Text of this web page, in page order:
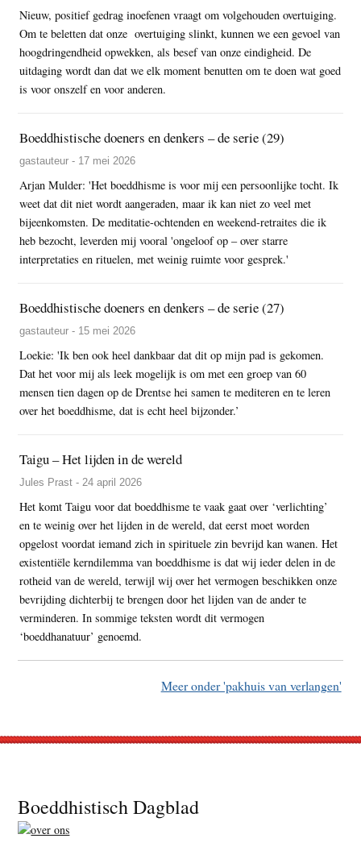
Nieuw, positief gedrag inoefenen vraagt om volgehouden overtuiging.
Om te beletten dat onze overtuiging slinkt, kunnen we een gevoel van
hoogdringendheid opwekken, als besef van onze eindigheid. De
uitdaging wordt dan dat we elk moment benutten om te doen wat goed
is voor onszelf en voor anderen.
Boeddhistische doeners en denkers – de serie (29)
gastauteur - 17 mei 2026
Arjan Mulder: 'Het boeddhisme is voor mij een persoonlijke tocht. Ik
weet dat dit niet wordt aangeraden, maar ik kan niet zo veel met
bijeenkomsten. De meditatie-ochtenden en weekend-retraites die ik
heb bezocht, leverden mij vooral 'ongeloof op – over starre
interpretaties en rituelen, met weinig ruimte voor gesprek.'
Boeddhistische doeners en denkers – de serie (27)
gastauteur - 15 mei 2026
Loekie: 'Ik ben ook heel dankbaar dat dit op mijn pad is gekomen.
Dat het voor mij als leek mogelijk is om met een groep van 60
mensen tien dagen op de Drentse hei samen te mediteren en te leren
over het boeddhisme, dat is echt heel bijzonder.’
Taigu – Het lijden in de wereld
Jules Prast - 24 april 2026
Het komt Taigu voor dat boeddhisme te vaak gaat over ‘verlichting’
en te weinig over het lijden in de wereld, dat eerst moet worden
opgelost voordat iemand zich in spirituele zin bevrijd kan wanen. Het
existentiële kerndilemma van boeddhisme is dat wij ieder delen in de
rotheid van de wereld, terwijl wij over het vermogen beschikken onze
bevrijding dichterbij te brengen door het lijden van de ander te
verminderen. In sommige teksten wordt dit vermogen
‘boeddhanatuur’ genoemd.
Meer onder 'pakhuis van verlangen'
Footer
Boeddhistisch Dagblad